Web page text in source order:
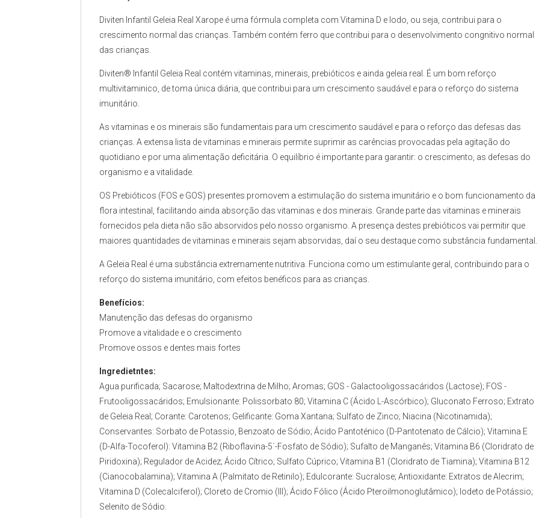
Diviten Infantil Geleia Real Xarope é uma fórmula completa com Vitamina D e Iodo, ou seja, contribui para o
crescimento normal das crianças. Também contém ferro que contribui para o desenvolvimento congnitivo normal
das crianças.
Diviten® Infantil Geleia Real contém vitaminas, minerais, prebióticos e ainda geleia real. É um bom reforço
multivitaminico, de toma única diária, que contribui para um crescimento saudável e para o reforço do sistema
imunitário.
As vitaminas e os minerais são fundamentais para um crescimento saudável e para o reforço das defesas das
crianças. A extensa lista de vitaminas e minerais permite suprimir as carências provocadas pela agitação do
quotidiano e por uma alimentação deficitária. O equilíbrio é importante para garantir: o crescimento, as defesas do
organismo e a vitalidade.
OS Prebióticos (FOS e GOS) presentes promovem a estimulação do sistema imunitário e o bom funcionamento da
flora intestinal, facilitando ainda absorção das vitaminas e dos minerais. Grande parte das vitaminas e minerais
fornecidos pela dieta não são absorvidos pelo nosso organismo. A presença destes prebióticos vai permitir que
maiores quantidades de vitaminas e minerais sejam absorvidas, daí o seu destaque como substância fundamental.
A Geleia Real é uma substância extremamente nutritiva. Funciona como um estimulante geral, contribuindo para o
reforço do sistema imunitário, com efeitos benéficos para as crianças.
Benefícios:
Manutenção das defesas do organismo
Promove a vitalidade e o crescimento
Promove ossos e dentes mais fortes
Ingredietntes:
Agua purificada; Sacarose; Maltodextrina de Milho; Aromas; GOS - Galactooligossacáridos (Lactose); FOS -
Frutooligossacáridos; Emulsionante: Polissorbato 80; Vitamina C (Ácido L-Ascórbico); Gluconato Ferroso; Extrato
de Geleia Real; Corante: Carotenos; Gelificante: Goma Xantana; Sulfato de Zinco; Niacina (Nicotinamida);
Conservantes: Sorbato de Potassio, Benzoato de Sódio; Ácido Pantoténico (D-Pantotenato de Cálcio); Vitamina E
(D-Alfa-Tocoferol): Vitamina B2 (Riboflavina-5´-Fosfato de Sódio); Sufalto de Manganês; Vitamina B6 (Cloridrato de
Piridoxina); Regulador de Acidez; Ácido Cítrico; Sulfato Cúprico; Vitamina B1 (Cloridrato de Tiamina); Vitamina B12
(Cianocobalamina); Vitamina A (Palmitato de Retinilo); Edulcorante: Sucralose; Antioxidante: Extratos de Alecrim;
Vitamina D (Colecalciferol); Cloreto de Cromio (III); Ácido Fólico (Ácido Pteroilmonoglutâmico); Iodeto de Potássio;
Selenito de Sódio.